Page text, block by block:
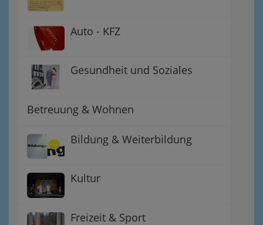
Auto - KFZ
Gesundheit und Soziales
Betreuung & Wohnen
Bildung & Weiterbildung
Kultur
Freizeit & Sport